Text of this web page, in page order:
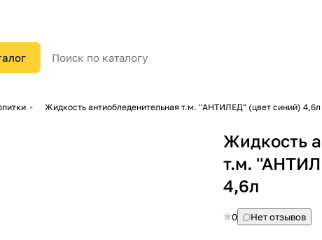
Жидкость антиобледенительная т.м. ''АНТИЛЕД" (цвет синий) 4,6л
Жидкость
т.м.
4,6л
0 Нет отзывов